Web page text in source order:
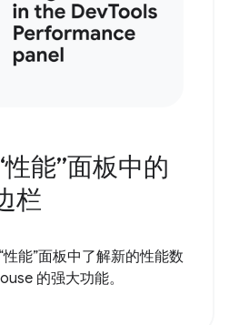
能”面板中的
栏
能”面板中了解新的性能数
的强大功能。